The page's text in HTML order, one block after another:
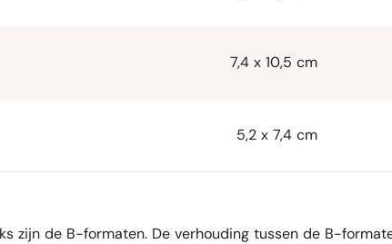
7,4 x 10,5 cm
5,2 x 7,4 cm
zijn de B-formaten. De verhouding tussen de B-